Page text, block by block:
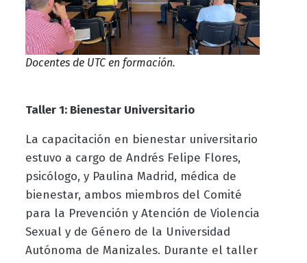
Docentes de UTC en formación.
Taller 1: Bienestar Universitario
La capacitación en bienestar universitario
estuvo a cargo de Andrés Felipe Flores,
psicólogo, y Paulina Madrid, médica de
bienestar, ambos miembros del Comité
para la Prevención y Atención de Violencia
Sexual y de Género de la Universidad
Autónoma de Manizales. Durante el taller